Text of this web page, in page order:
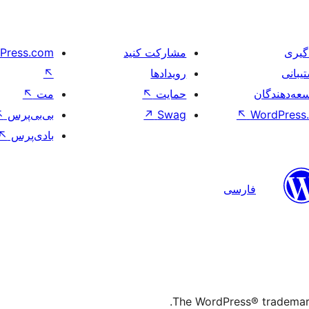
↖
مشارکت کنید
رویدادها
حمایت ↖
Swag
↗
↖
مت ↖
بی‌بی‌پرس
بادی‌پرس
فارسی
The WordPress®